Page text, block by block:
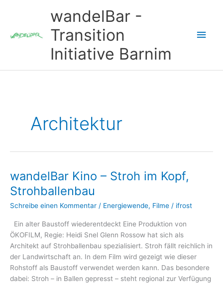
wandelBar -
Transition
Initiative Barnim
Architektur
wandelBar Kino – Stroh im Kopf,
Strohballenbau
Schreibe einen Kommentar / Energiewende, Filme / ifrost
Ein alter Baustoff wiederentdeckt Eine Produktion von
ÖKOFILM, Regie: Heidi Snel Glenn Rossow hat sich als
Architekt auf Strohballenbau spezialisiert. Stroh fällt reichlich in
der Landwirtschaft an. In dem Film wird gezeigt wie dieser
Rohstoff als Baustoff verwendet werden kann. Das besondere
dabei: Stroh – in Ballen gepresst – steht regional zur Verfügung